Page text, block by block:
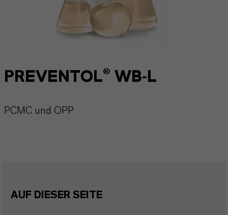
PREVENTOL® WB-L
PCMC und OPP
AUF DIESER SEITE